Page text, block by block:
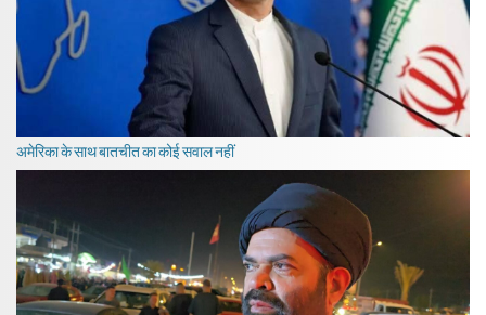
अमेरिका के साथ बातचीत का कोई सवाल नहीं